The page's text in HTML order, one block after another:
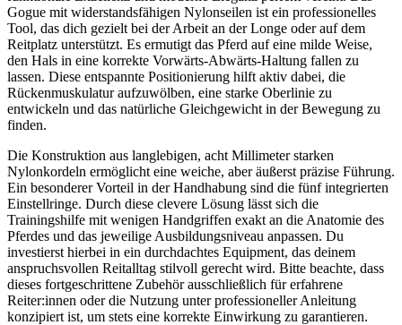
Gogue mit widerstandsfähigen Nylonseilen ist ein professionelles
Tool, das dich gezielt bei der Arbeit an der Longe oder auf dem
Reitplatz unterstützt. Es ermutigt das Pferd auf eine milde Weise,
den Hals in eine korrekte Vorwärts-Abwärts-Haltung fallen zu
lassen. Diese entspannte Positionierung hilft aktiv dabei, die
Rückenmuskulatur aufzuwölben, eine starke Oberlinie zu
entwickeln und das natürliche Gleichgewicht in der Bewegung zu
finden.
Die Konstruktion aus langlebigen, acht Millimeter starken
Nylonkordeln ermöglicht eine weiche, aber äußerst präzise Führung.
Ein besonderer Vorteil in der Handhabung sind die fünf integrierten
Einstellringe. Durch diese clevere Lösung lässt sich die
Trainingshilfe mit wenigen Handgriffen exakt an die Anatomie des
Pferdes und das jeweilige Ausbildungsniveau anpassen. Du
investierst hierbei in ein durchdachtes Equipment, das deinem
anspruchsvollen Reitalltag stilvoll gerecht wird. Bitte beachte, dass
dieses fortgeschrittene Zubehör ausschließlich für erfahrene
Reiter:innen oder die Nutzung unter professioneller Anleitung
konzipiert ist, um stets eine korrekte Einwirkung zu garantieren.